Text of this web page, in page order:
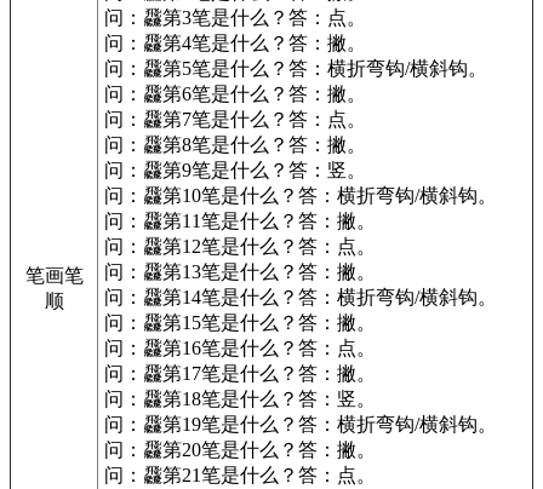
笔画笔
顺
问：飝第3笔是什么？答：点。
问：飝第4笔是什么？答：撇。
问：飝第5笔是什么？答：横折弯钩/横斜钩。
问：飝第6笔是什么？答：撇。
问：飝第7笔是什么？答：点。
问：飝第8笔是什么？答：撇。
问：飝第9笔是什么？答：竖。
问：飝第10笔是什么？答：横折弯钩/横斜钩。
问：飝第11笔是什么？答：撇。
问：飝第12笔是什么？答：点。
问：飝第13笔是什么？答：撇。
问：飝第14笔是什么？答：横折弯钩/横斜钩。
问：飝第15笔是什么？答：撇。
问：飝第16笔是什么？答：点。
问：飝第17笔是什么？答：撇。
问：飝第18笔是什么？答：竖。
问：飝第19笔是什么？答：横折弯钩/横斜钩。
问：飝第20笔是什么？答：撇。
问：飝第21笔是什么？答：点。